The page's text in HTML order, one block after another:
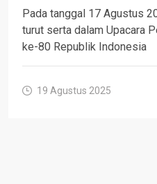
Pada tanggal 17 Agustus
turut serta dalam Upacara
ke-80 Republik Indonesia
19 Agustus 2025